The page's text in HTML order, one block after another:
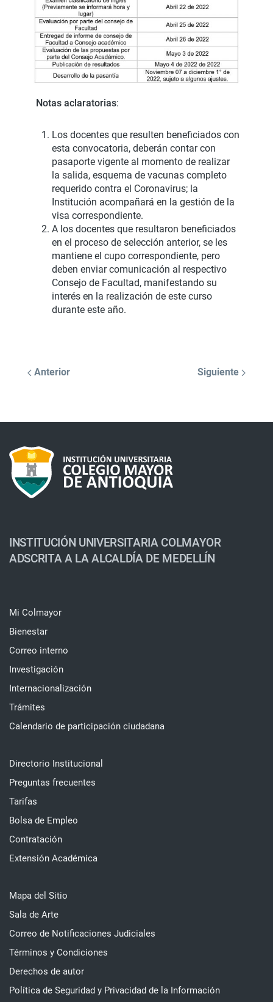
Notas aclaratorias:
Los docentes que resulten beneficiados con
esta convocatoria, deberán contar con
pasaporte vigente al momento de realizar
la salida, esquema de vacunas completo
requerido contra el Coronavirus; la
Institución acompañará en la gestión de la
visa correspondiente.
A los docentes que resultaron beneficiados
en el proceso de selección anterior, se les
mantiene el cupo correspondiente, pero
deben enviar comunicación al respectivo
Consejo de Facultad, manifestando su
interés en la realización de este curso
durante este año.
Anterior Siguiente
INSTITUCIÓN UNIVERSITARIA COLMAYOR
ADSCRITA A LA ALCALDÍA DE MEDELLÍN
Mi Colmayor
Bienestar
Correo interno
Investigación
Internacionalización
Trámites
Calendario de participación ciudadana
Directorio Institucional
Preguntas frecuentes
Tarifas
Bolsa de Empleo
Contratación
Extensión Académica
Mapa del Sitio
Sala de Arte
Correo de Notificaciones Judiciales
Términos y Condiciones
Derechos de autor
Política de Seguridad y Privacidad de la Información